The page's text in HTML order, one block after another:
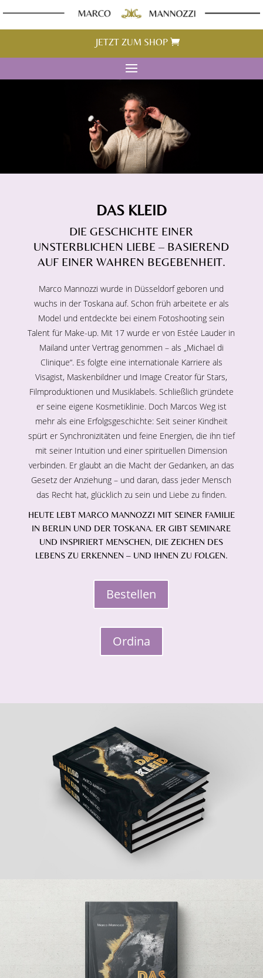
JETZT ZUM SHOP
DAS KLEID
DIE GESCHICHTE EINER
UNSTERBLICHEN LIEBE – BASIEREND
AUF EINER WAHREN BEGEBENHEIT.
Marco Mannozzi wurde in Düsseldorf geboren und
wuchs in der Toskana auf. Schon früh arbeitete er als
Model und entdeckte bei einem Fotoshooting sein
Talent für Make-up. Mit 17 wurde er von Estée Lauder in
Mailand unter Vertrag genommen – als „Michael di
Clinique“. Es folgte eine internationale Karriere als
Visagist, Maskenbildner und Image Creator für Stars,
Filmproduktionen und Musiklabels. Schließlich gründete
er seine eigene Kosmetiklinie. Doch Marcos Weg ist
mehr als eine Erfolgsgeschichte: Seit seiner Kindheit
spürt er Synchronizitäten und feine Energien, die ihn tief
mit seiner Intuition und einer spirituellen Dimension
verbinden. Er glaubt an die Macht der Gedanken, an das
Gesetz der Anziehung – und daran, dass jeder Mensch
das Recht hat, glücklich zu sein und Liebe zu finden.
HEUTE LEBT MARCO MANNOZZI MIT SEINER FAMILIE
IN BERLIN UND DER TOSKANA. ER GIBT SEMINARE
UND INSPIRIERT MENSCHEN, DIE ZEICHEN DES
LEBENS ZU ERKENNEN – UND IHNEN ZU FOLGEN.
Bestellen
Ordina